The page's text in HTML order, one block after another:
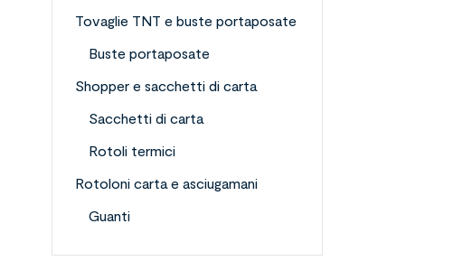
Tovaglie TNT e buste portaposate
Buste portaposate
Shopper e sacchetti di carta
Sacchetti di carta
Rotoli termici
Rotoloni carta e asciugamani
Guanti